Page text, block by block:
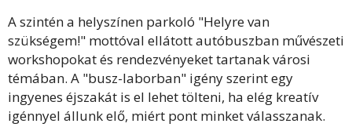
A szintén a helyszínen parkoló "Helyre van
szükségem!" mottóval ellátott autóbuszban művészeti
workshopokat és rendezvényeket tartanak városi
témában. A "busz-laborban" igény szerint egy
ingyenes éjszakát is el lehet tölteni, ha elég kreatív
igénnyel állunk elő, miért pont minket válasszanak.